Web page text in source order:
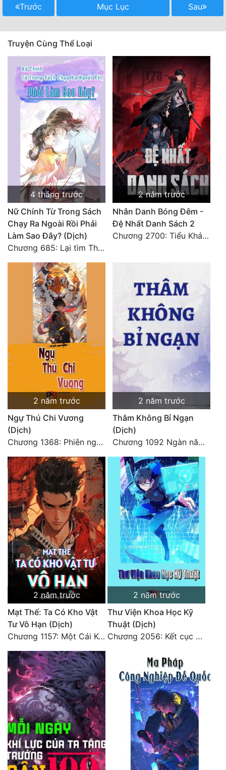
Trước Mục Lục Sau
Truyện Cùng Thể Loại
4 tháng trước
Nữ Chính Từ Trong Sách
Chạy Ra Ngoài Rồi Phải
Làm Sao Đây? (Dịch)
Chương 685: Lại tìm Thanh Long (1)
2 năm trước
Nhân Danh Bóng Đêm -
Đệ Nhất Danh Sách 2
Chương 2700: Tiểu Khánh Trần
2 năm trước
Ngự Thú Chi Vương
(Dịch)
Chương 1368: Phiên ngoại 3: Lâm Tu Trúc (1)
2 năm trước
Thâm Không Bỉ Ngạn
(Dịch)
Chương 1092 Ngàn năm tu được cộng......(3)
2 năm trước
Mạt Thế: Ta Có Kho Vật
Tư Vô Hạn (Dịch)
Chương 1157: Một Cái Kết Khác 3
2 năm trước
Thư Viện Khoa Học Kỹ
Thuật (Dịch)
Chương 2056: Kết cục + Lời tác giả